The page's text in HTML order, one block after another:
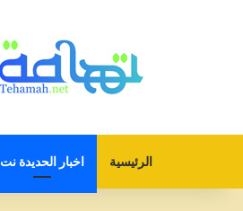
الرئيسية اخبار الحديدة نت